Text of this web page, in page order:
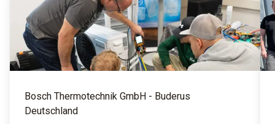
Bosch Thermotechnik GmbH - Buderus
Deutschland